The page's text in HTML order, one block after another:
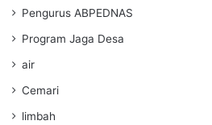
Pengurus ABPEDNAS
Program Jaga Desa
air
Cemari
limbah